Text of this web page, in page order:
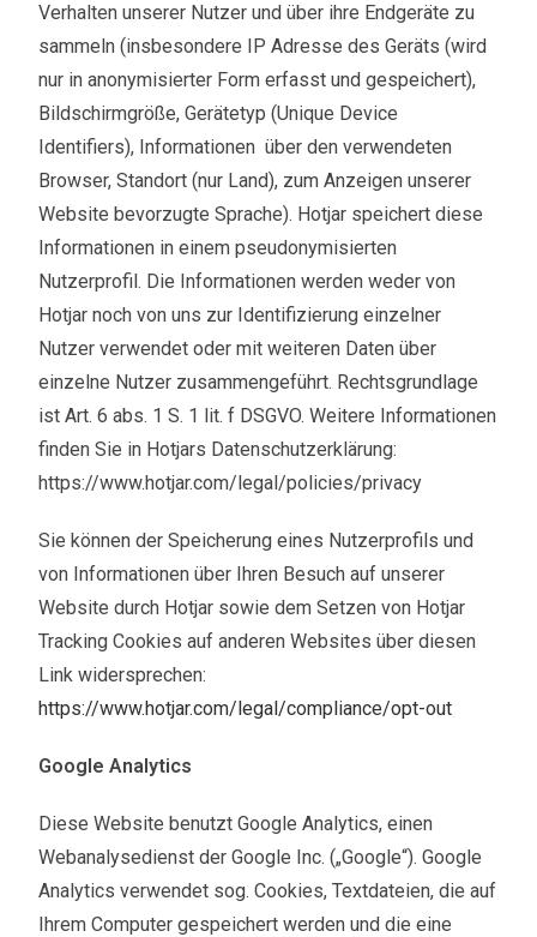
Verhalten unserer Nutzer und über ihre Endgeräte zu
sammeln (insbesondere IP Adresse des Geräts (wird
nur in anonymisierter Form erfasst und gespeichert),
Bildschirmgröße, Gerätetyp (Unique Device
Identifiers), Informationen über den verwendeten
Browser, Standort (nur Land), zum Anzeigen unserer
Website bevorzugte Sprache). Hotjar speichert diese
Informationen in einem pseudonymisierten
Nutzerprofil. Die Informationen werden weder von
Hotjar noch von uns zur Identifizierung einzelner
Nutzer verwendet oder mit weiteren Daten über
einzelne Nutzer zusammengeführt. Rechtsgrundlage
ist Art. 6 abs. 1 S. 1 lit. f DSGVO. Weitere Informationen
finden Sie in Hotjars Datenschutzerklärung:
https://www.hotjar.com/legal/policies/privacy
Sie können der Speicherung eines Nutzerprofils und
von Informationen über Ihren Besuch auf unserer
Website durch Hotjar sowie dem Setzen von Hotjar
Tracking Cookies auf anderen Websites über diesen
Link widersprechen:
https://www.hotjar.com/legal/compliance/opt-out
Google Analytics
Diese Website benutzt Google Analytics, einen
Webanalysedienst der Google Inc. („Google“). Google
Analytics verwendet sog. Cookies, Textdateien, die auf
Ihrem Computer gespeichert werden und die eine